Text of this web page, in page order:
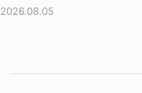
2026.08.05